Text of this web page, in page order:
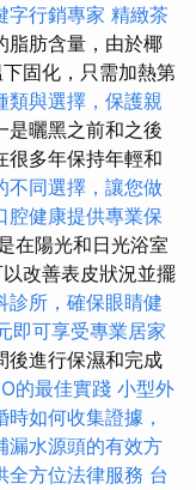
字行銷專家 精緻茶
脂肪含量，由於椰
固化，只需加熱第
類與選擇，保護親
是曬黑之前和之後
很多年保持年輕和
不同選擇，讓您做
腔健康提供專業保
在陽光和日光浴室
改善表皮狀況並擺
診所，確保眼睛健
即可享受專業居家
後進行保濕和完成
的最佳實踐 小型外
時如何收集證據，
漏水源頭的有效方
全方位法律服務 台